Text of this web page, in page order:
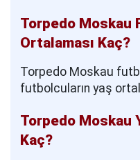
Torpedo Moskau
Ortalaması Kaç?
Torpedo Moskau
futbolcuların yaş
Torpedo Moskau
Kaç?